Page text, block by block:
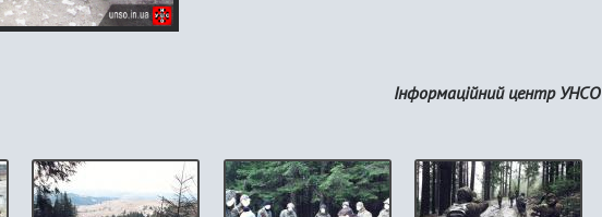
Інформаційний центр УНСО